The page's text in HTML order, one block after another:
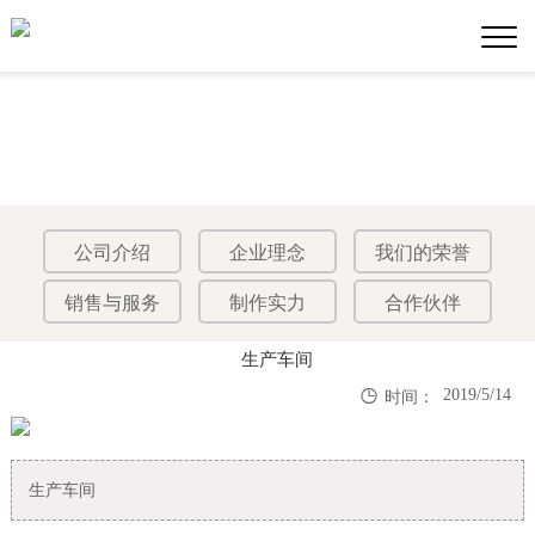
公司介绍 企业理念 我们的荣誉
销售与服务 制作实力 合作伙伴
生产车间
 时间： 2019/5/14
生产车间